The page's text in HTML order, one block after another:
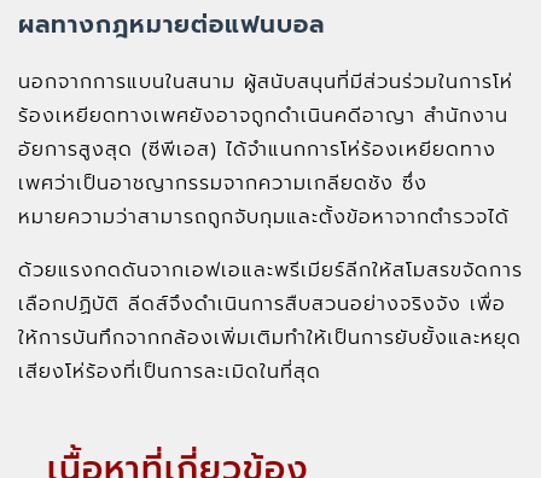
ผลทางกฎหมายต่อแฟนบอล
นอกจากการแบนในสนาม ผู้สนับสนุนที่มีส่วนร่วมในการโห่
ร้องเหยียดทางเพศยังอาจถูกดำเนินคดีอาญา สำนักงาน
อัยการสูงสุด (ซีพีเอส) ได้จำแนกการโห่ร้องเหยียดทาง
เพศว่าเป็นอาชญากรรมจากความเกลียดชัง ซึ่ง
หมายความว่าสามารถถูกจับกุมและตั้งข้อหาจากตำรวจได้
ด้วยแรงกดดันจากเอฟเอและพรีเมียร์ลีกให้สโมสรขจัดการ
เลือกปฏิบัติ ลีดส์จึงดำเนินการสืบสวนอย่างจริงจัง เพื่อ
ให้การบันทึกจากกล้องเพิ่มเติมทำให้เป็นการยับยั้งและหยุด
เสียงโห่ร้องที่เป็นการละเมิดในที่สุด